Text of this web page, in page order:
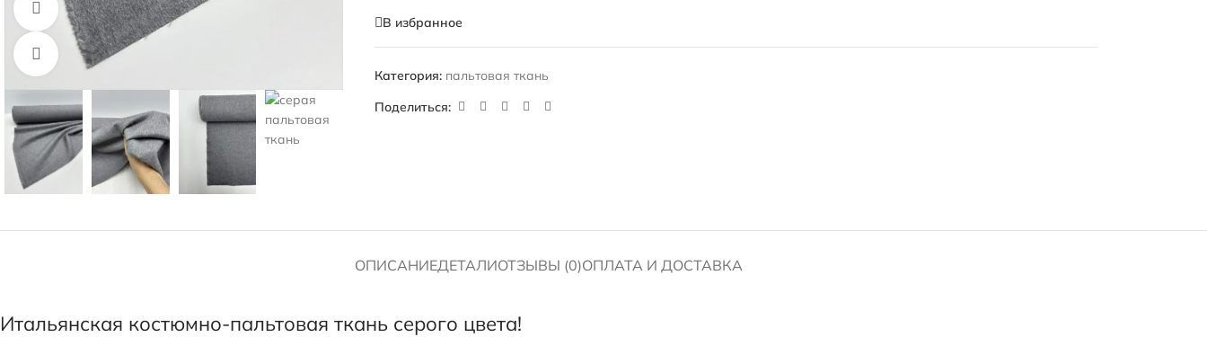
Смотреть видео
Нажмите, чтобы увеличить
В избранное
Категория: пальтовая ткань
Поделиться:
ОПИСАНИЕДЕТАЛИОТЗЫВЫ (0)ОПЛАТА И ДОСТАВКА
Итальянская костюмно-пальтовая ткань серого цвета!